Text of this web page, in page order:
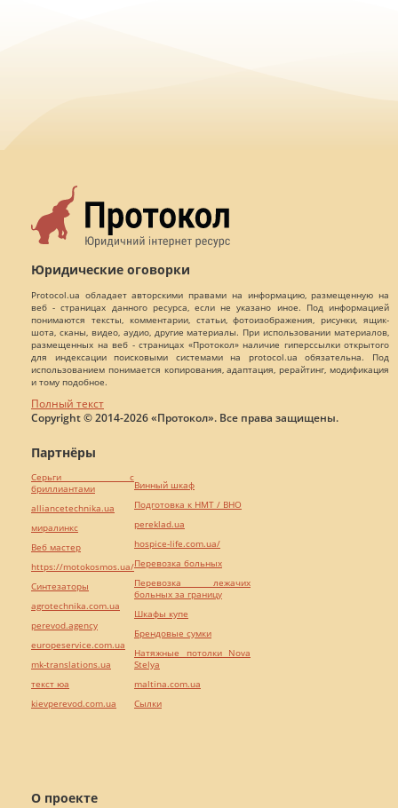
Юридические оговорки
Protocol.ua обладает авторскими правами на информацию, размещенную на
веб - страницах данного ресурса, если не указано иное. Под информацией
понимаются тексты, комментарии, статьи, фотоизображения, рисунки, ящик-
шота, сканы, видео, аудио, другие материалы. При использовании материалов,
размещенных на веб - страницах «Протокол» наличие гиперссылки открытого
для индексации поисковыми системами на protocol.ua обязательна. Под
использованием понимается копирования, адаптация, рерайтинг, модификация
и тому подобное.
Полный текст
Copyright © 2014-2026 «Протокол». Все права защищены.
О проекте
Партнёры
Серьги с
бриллиантами
alliancetechnika.ua
миралинкс
Веб мастер
https://motokosmos.ua/
Синтезаторы
agrotechnika.com.ua
perevod.agency
europeservice.com.ua
mk-translations.ua
текст юа
kievperevod.com.ua
Винный шкаф
Подготовка к НМТ / ВНО
pereklad.ua
hospice-life.com.ua/
Перевозка больных
Перевозка лежачих
больных за границу
Шкафы купе
Брендовые сумки
Натяжные потолки Nova
Stelya
maltina.com.ua
Cылки